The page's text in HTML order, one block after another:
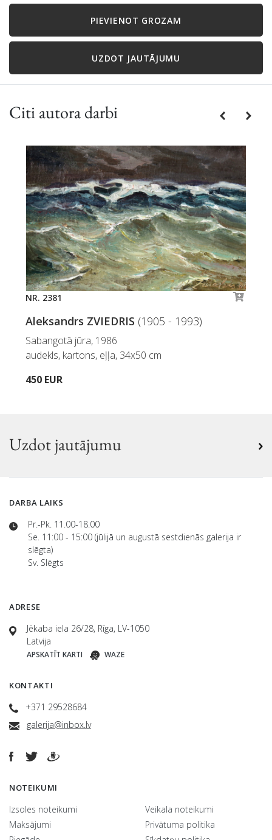
PIEVIENOT GROZAM
UZDOT JAUTĀJUMU
Citi autora darbi PreviousNext
NR. 2381
Aleksandrs ZVIEDRIS (1905 - 1993)
Sabangotā jūra, 1986
audekls, kartons, eļļa, 34x50 cm
450 EUR
Uzdot jautājumu
DARBA LAIKS
Pr.-Pk. 11.00-18.00
Se. 11:00 - 15:00 (jūlijā un augustā sestdienās galerija ir
slēgta)
Sv. Slēgts
ADRESE
Jēkaba iela 26/28, Rīga, LV-1050
Latvija
APSKATĪT KARTI WAZE
KONTAKTI
+371 29528684
galerija@inbox.lv
NOTEIKUMI
Izsoles noteikumi
Maksājumi
Veikala noteikumi
Privātuma politika